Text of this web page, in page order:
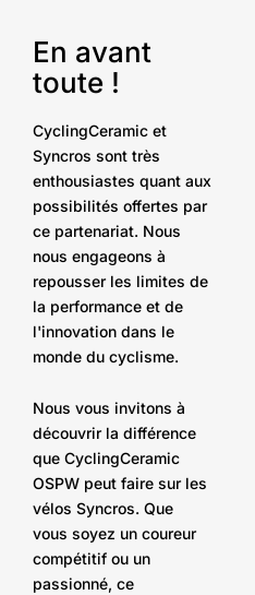
En avant
toute !
CyclingCeramic et
Syncros sont très
enthousiastes quant aux
possibilités offertes par
ce partenariat. Nous
nous engageons à
repousser les limites de
la performance et de
l'innovation dans le
monde du cyclisme.
Nous vous invitons à
découvrir la différence
que CyclingCeramic
OSPW peut faire sur les
vélos Syncros. Que
vous soyez un coureur
compétitif ou un
passionné, ce